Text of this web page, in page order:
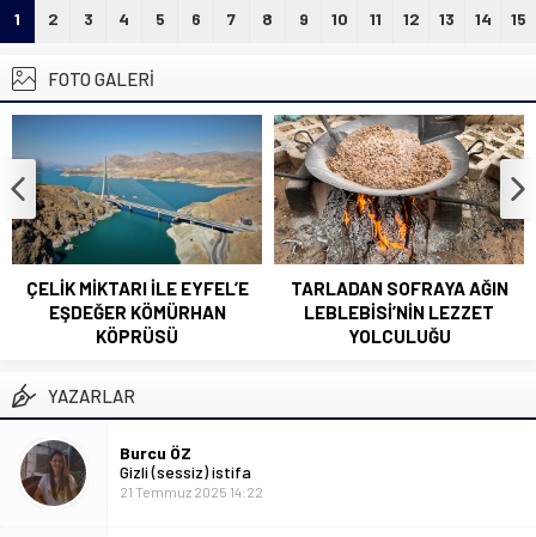
1 2 3 4 5 6 7 8 9 10 11 12 13 14 15
FOTO GALERİ
ÇELİK MİKTARI İLE EYFEL’E
EŞDEĞER KÖMÜRHAN
KÖPRÜSÜ
TARLADAN SOFRAYA AĞIN
LEBLEBİSİ’NİN LEZZET
YOLCULUĞU
YAZARLAR
Burcu ÖZ
Gizli (sessiz) istifa
21 Temmuz 2025 14:22